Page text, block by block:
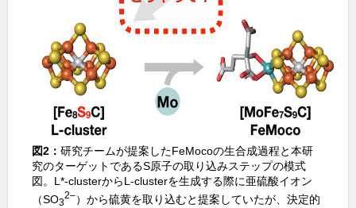
図2：研究チームが提案したFeMocoの生合成過程と本研
究のターゲットであるS原子の取り込みステップの模式
図。L*-clusterからL-clusterを生成する際に亜硫酸イオン
（SO3
2–）から硫黄を取り込むと提案していたが、決定的